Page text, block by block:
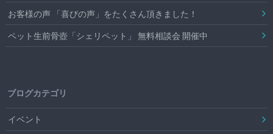
お客様の声 「喜びの声」をたくさん頂きました！
ペット生前骨壺「シェリペット」 無料相談会 開催中
ブログカテゴリ
イベント